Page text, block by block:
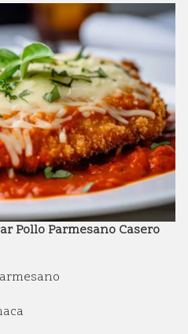
Pollo Parmesano Casero